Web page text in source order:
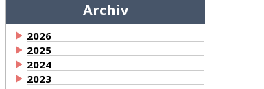
Archiv
2026
2025
2024
2023